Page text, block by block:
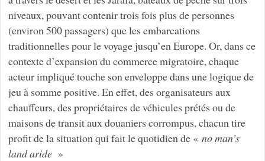
niveaux, pouvant contenir trois fois plus de personnes
(environ 500 passagers) que les embarcations
traditionnelles pour le voyage jusqu’en Europe. Or, dans ce
contexte d’expansion du commerce migratoire, chaque
acteur impliqué touche son enveloppe dans une logique de
jeu à somme positive. En effet, des organisateurs aux
chauffeurs, des propriétaires de véhicules prétés ou de
maisons de transit aux douaniers corrompus, chacun tire
profit de la situation qui fait le quotidien de « no man’s
land aride »